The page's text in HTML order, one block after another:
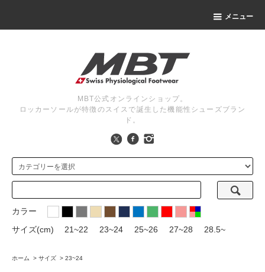
メニュー
MBT公式オンラインショップ。
ロッカーソールが特徴のスイスで誕生した機能性シューズブラン
ド。
カラー
サイズ(cm)
21~22 23~24 25~26 27~28 28.5~
ホーム > サイズ > 23~24